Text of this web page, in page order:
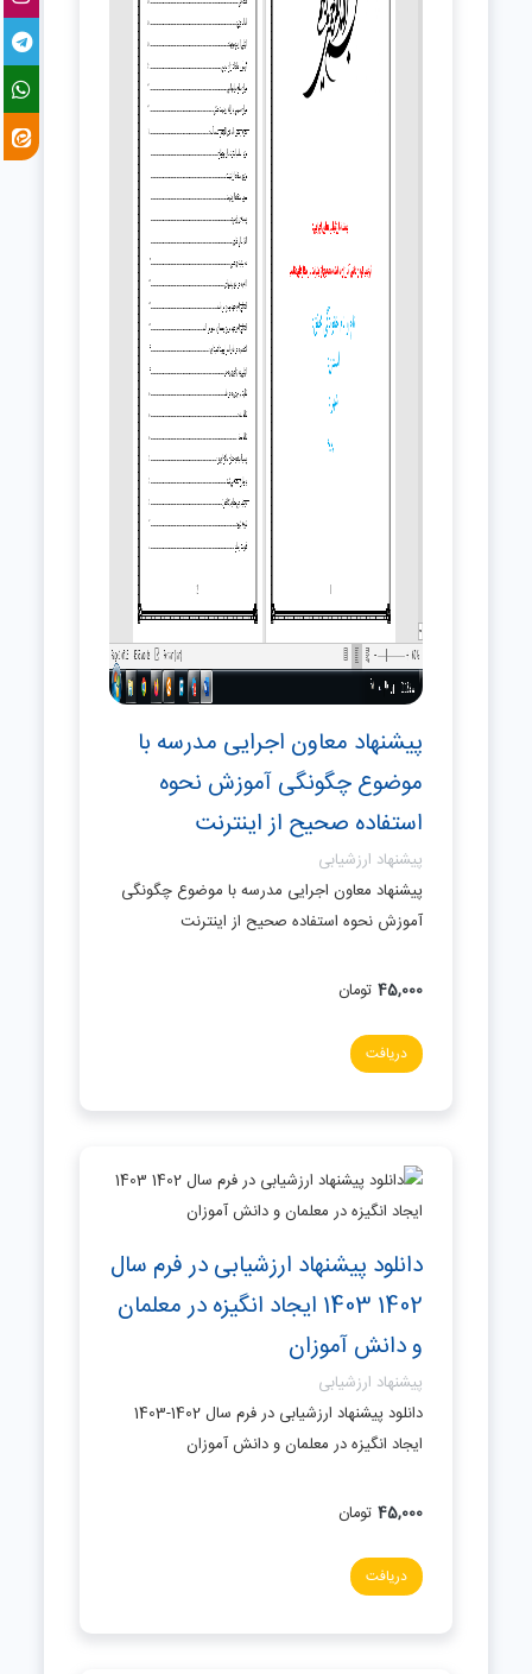
پیشنهاد معاون اجرایی مدرسه با
موضوع چگونگی آموزش نحوه
استفاده صحیح از اینترنت
پیشنهاد ارزشیابی
پیشنهاد معاون اجرایی مدرسه با موضوع چگونگی
آموزش نحوه استفاده صحیح از اینترنت
45,000 تومان
دریافت
دانلود پیشنهاد ارزشیابی در فرم سال
1402 1403 ایجاد انگیزه در معلمان
و دانش آموزان
پیشنهاد ارزشیابی
دانلود پیشنهاد ارزشیابی در فرم سال 1402-1403
ایجاد انگیزه در معلمان و دانش آموزان
45,000 تومان
دریافت